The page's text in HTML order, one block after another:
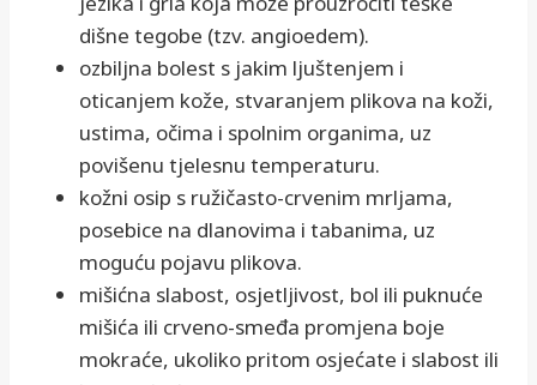
dišne tegobe (tzv. angioedem).
ozbiljna bolest s jakim ljuštenjem i
oticanjem kože, stvaranjem plikova na koži,
ustima, očima i spolnim organima, uz
povišenu tjelesnu temperaturu.
kožni osip s ružičasto-crvenim mrljama,
posebice na dlanovima i tabanima, uz
moguću pojavu plikova.
mišićna slabost, osjetljivost, bol ili puknuće
mišića ili crveno-smeđa promjena boje
mokraće, ukoliko pritom osjećate i slabost ili